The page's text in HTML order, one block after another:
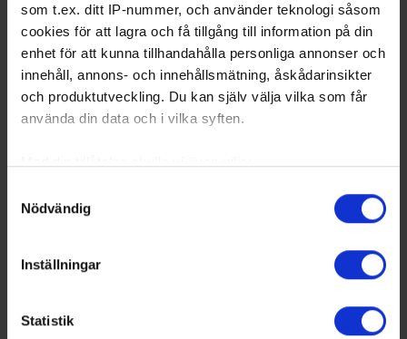
som t.ex. ditt IP-nummer, och använder teknologi såsom
cookies för att lagra och få tillgång till information på din
enhet för att kunna tillhandahålla personliga annonser och
innehåll, annons- och innehållsmätning, åskådarinsikter
och produktutveckling. Du kan själv välja vilka som får
använda din data och i vilka syften.
som kan ha en noggrannhet på upp till flera meter
Ta reda på mer om hur dina personliga uppgifter
Du kan ändra eller dra tillbaka ditt samtycke när som
Nödvändig
Inställningar
Statistik